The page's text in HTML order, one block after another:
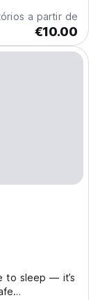
a partir de
€10.00
to sleep — it’s